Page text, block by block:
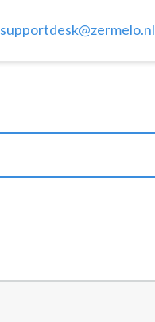
supportdesk@zermelo.nl